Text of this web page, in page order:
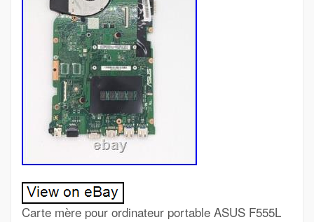
Carte mère pour ordinateur portable ASUS F555L